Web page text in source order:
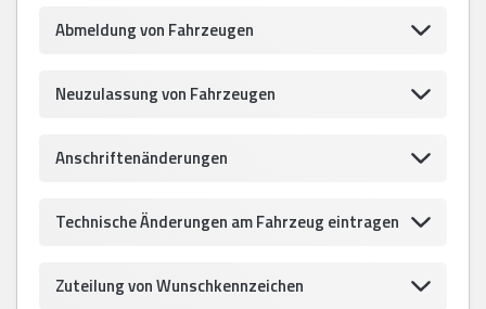
Abmeldung von Fahrzeugen
Neuzulassung von Fahrzeugen
Anschriftenänderungen
Technische Änderungen am Fahrzeug eintragen
Zuteilung von Wunschkennzeichen